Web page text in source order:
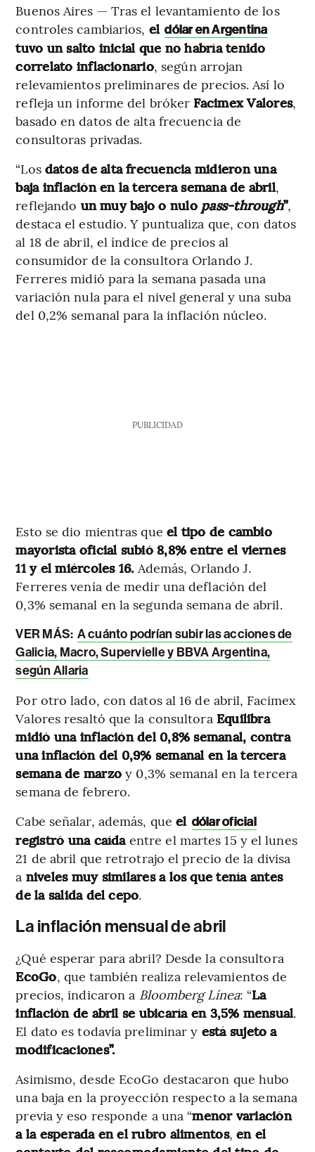
Buenos Aires — Tras el levantamiento de los
controles cambiarios, el dólar en Argentina
tuvo un salto inicial que no habría tenido
correlato inflacionario, según arrojan
relevamientos preliminares de precios. Así lo
refleja un informe del bróker Facimex Valores,
basado en datos de alta frecuencia de
consultoras privadas.
“Los datos de alta frecuencia midieron una
baja inflación en la tercera semana de abril,
reflejando un muy bajo o nulo pass-through”,
destaca el estudio. Y puntualiza que, con datos
al 18 de abril, el índice de precios al
consumidor de la consultora Orlando J.
Ferreres midió para la semana pasada una
variación nula para el nivel general y una suba
del 0,2% semanal para la inflación núcleo.
PUBLICIDAD
Esto se dio mientras que el tipo de cambio
mayorista oficial subió 8,8% entre el viernes
11 y el miércoles 16. Además, Orlando J.
Ferreres venía de medir una deflación del
0,3% semanal en la segunda semana de abril.
VER MÁS: A cuánto podrían subir las acciones de
Galicia, Macro, Supervielle y BBVA Argentina,
según Allaria
Por otro lado, con datos al 16 de abril, Facimex
Valores resaltó que la consultora Equilibra
midió una inflación del 0,8% semanal, contra
una inflación del 0,9% semanal en la tercera
semana de marzoy 0,3% semanal en la tercera
semana de febrero.
Cabe señalar, además, que el dólar oficial
registró una caídaentre el martes 15 y el lunes
21 de abril que retrotrajo el precio de la divisa
a niveles muy similares a los que tenía antes
de la salida del cepo.
La inflación mensual de abril
¿Qué esperar para abril? Desde la consultora
EcoGo, que también realiza relevamientos de
precios, indicaron a Bloomberg Línea: “La
inflación de abril se ubicaría en 3,5% mensual.
El dato es todavía preliminar y está sujeto a
modificaciones”.
Asimismo, desde EcoGo destacaron que hubo
una baja en la proyección respecto a la semana
previa y eso responde a una “menor variación
a la esperada en el rubro alimentos, en el